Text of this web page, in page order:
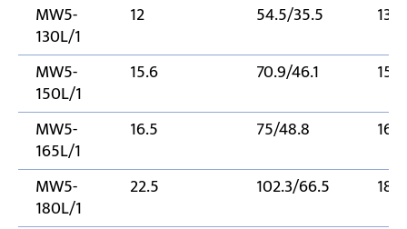
MW5-
130L/1
12 54.5/35.5
MW5-
150L/1
15.6 70.9/46.1
MW5-
165L/1
16.5 75/48.8
MW5-
180L/1
22.5 102.3/66.5